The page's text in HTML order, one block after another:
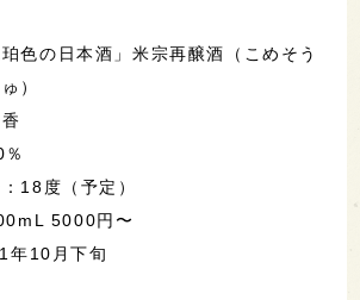
色の日本酒」米宗再醸酒（こめそう
）
18度（予定）
5000円〜
年10月下旬